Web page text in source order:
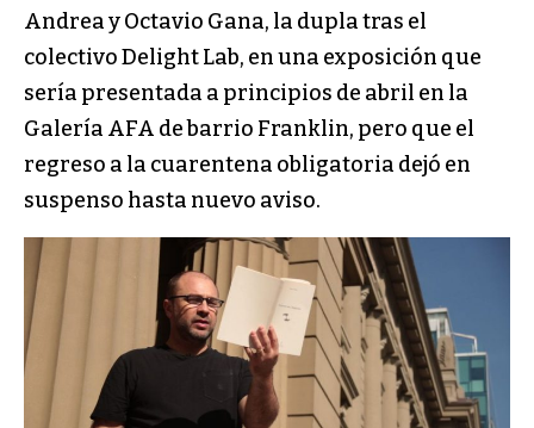
Andrea y Octavio Gana, la dupla tras el
colectivo Delight Lab, en una exposición que
sería presentada a principios de abril en la
Galería AFA de barrio Franklin, pero que el
regreso a la cuarentena obligatoria dejó en
suspenso hasta nuevo aviso.